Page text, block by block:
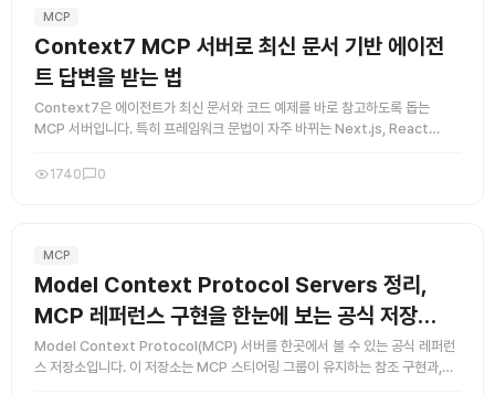
MCP
Context7 MCP 서버로 최신 문서 기반 에이전
트 답변을 받는 법
Context7은 에이전트가 최신 문서와 코드 예제를 바로 참고하도록 돕는
MCP 서버입니다. 특히 프레임워크 문법이 자주 바뀌는 Next.js, React
1740 0
MCP
Model Context Protocol Servers 정리,
MCP 레퍼런스 구현을 한눈에 보는 공식 저장…
Model Context Protocol(MCP) 서버를 한곳에서 볼 수 있는 공식 레퍼런
스 저장소입니다. 이 저장소는 MCP 스티어링 그룹이 유지하는 참조 구현과,